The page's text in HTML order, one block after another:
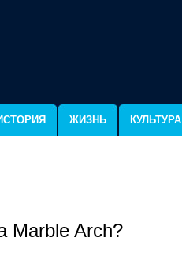
ЖИЗНЬ КУЛЬТУРА
Marble Arch?